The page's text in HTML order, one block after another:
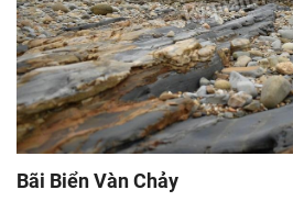
Bãi Biển Vàn Chảy